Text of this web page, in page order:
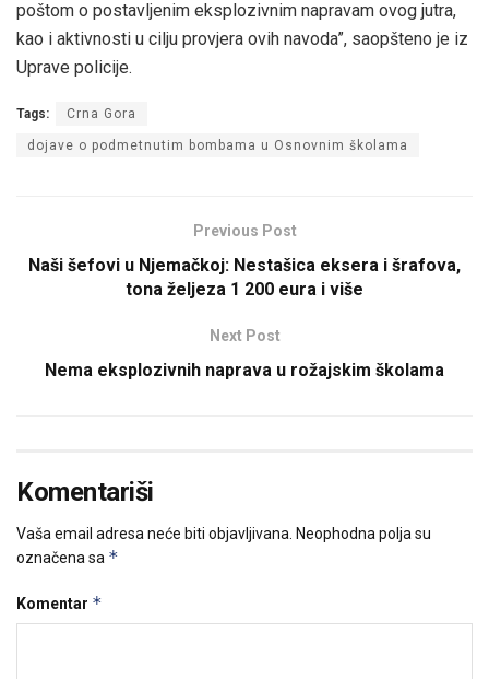
poštom o postavljenim eksplozivnim napravam ovog jutra,
kao i aktivnosti u cilju provjera ovih navoda”, saopšteno je iz
Uprave policije.
Tags: Crna Gora
dojave o podmetnutim bombama u Osnovnim školama
Previous Post
Naši šefovi u Njemačkoj: Nestašica eksera i šrafova,
tona željeza 1 200 eura i više
Next Post
Nema eksplozivnih naprava u rožajskim školama
Komentariši
Vaša email adresa neće biti objavljivana. Neophodna polja su
označena sa *
Komentar *